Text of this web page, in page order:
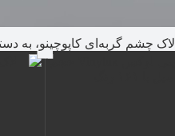
لاک چشم گربه‌ای کاپوچینو، به